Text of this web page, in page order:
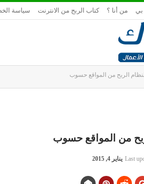
بي من أنا ؟ كتاب الربح من الانترنت سياسة
الربح من المواقع حسوب
من المواقع حسوب
Last يناير 4, 2015